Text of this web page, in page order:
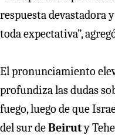
respuesta devastadora
toda expectativa”,
El pronunciamiento
profundiza las dudas
fuego, luego de que
del sur deBeiruty